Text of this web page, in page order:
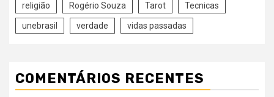
religião Rogério Souza Tarot Tecnicas
unebrasil verdade vidas passadas
COMENTÁRIOS RECENTES